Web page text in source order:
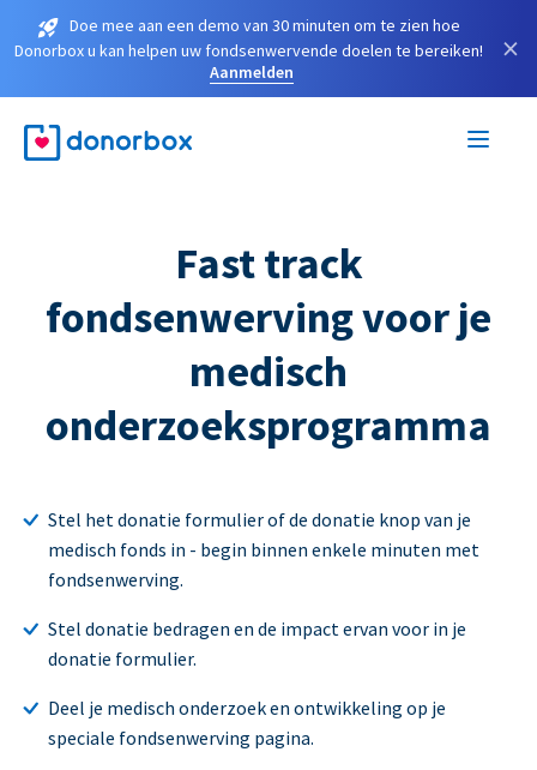
Doe mee aan een demo van 30 minuten om te zien hoe
Donorbox u kan helpen uw fondsenwervende doelen te bereiken!
Aanmelden
×
Fast track
fondsenwerving voor je
medisch
onderzoeksprogramma
Stel het donatie formulier of de donatie knop van je
medisch fonds in - begin binnen enkele minuten met
fondsenwerving.
Stel donatie bedragen en de impact ervan voor in je
donatie formulier.
Deel je medisch onderzoek en ontwikkeling op je
speciale fondsenwerving pagina.